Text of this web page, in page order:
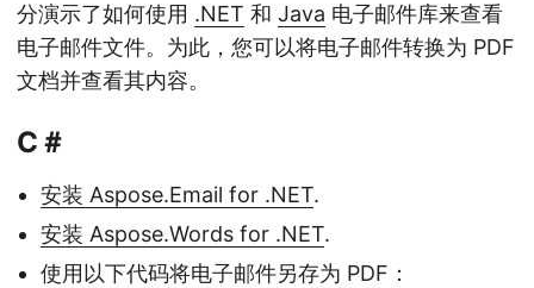
分演示了如何使用 .NET 和 Java 电子邮件库来查看
电子邮件文件。为此，您可以将电子邮件转换为 PDF
文档并查看其内容。
C＃
安装 Aspose.Email for .NET.
安装 Aspose.Words for .NET.
使用以下代码将电子邮件另存为 PDF：